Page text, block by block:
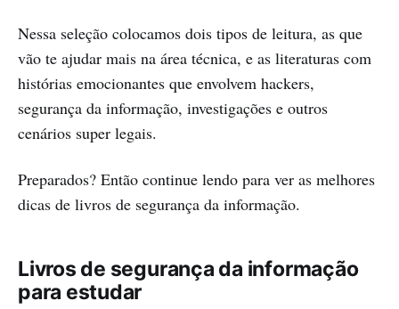
Nessa seleção colocamos dois tipos de leitura, as que
vão te ajudar mais na área técnica, e as literaturas com
histórias emocionantes que envolvem hackers,
segurança da informação, investigações e outros
cenários super legais.
Preparados? Então continue lendo para ver as melhores
dicas de livros de segurança da informação.
Livros de segurança da informação
para estudar